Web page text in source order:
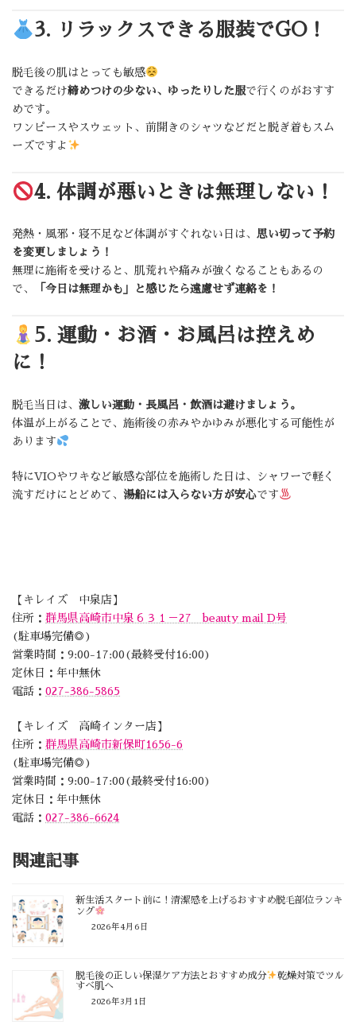
3. リラックスできる服装でGO！
脱毛後の肌はとっても敏感
できるだけ締めつけの少ない、ゆったりした服で行くのがおすす
めです。
ワンピースやスウェット、前開きのシャツなどだと脱ぎ着もスム
ーズですよ
4. 体調が悪いときは無理しない！
発熱・風邪・寝不足など体調がすぐれない日は、 思い切って予約
を変更しましょう！
無理に施術を受けると、肌荒れや痛みが強くなることもあるの
で、
「今日は無理かも」と感じたら遠慮せず連絡を！
5. 運動・お酒・お風呂は控えめ
に！
脱毛当日は、 激しい運動・長風呂・飲酒は避けましょう。
体温が上がることで、施術後の赤みやかゆみが悪化する可能性が
あります
特にVIOやワキなど敏感な部位を施術した日は、シャワーで軽く
流すだけにとどめて、 湯船には入らない方が安心です
【キレイズ 中泉店】
住所： 群馬県高崎市中泉６３１－27 beauty mail D号
(駐車場完備◎)
営業時間：9:00-17:00(最終受付16:00)
定休日：年中無休
電話： 027-386-5865
【キレイズ 高崎インター店】
住所： 群馬県高崎市新保町1656-6
(駐車場完備◎)
営業時間：9:00-17:00(最終受付16:00)
定休日：年中無休
電話： 027-386-6624
関連記事
新生活スタート前に！清潔感を上げるおすすめ脱毛部位ランキ
ング
2026年4月6日
脱毛後の正しい保湿ケア方法とおすすめ成分
乾燥対策でツル
すべ肌へ
2026年3月1日